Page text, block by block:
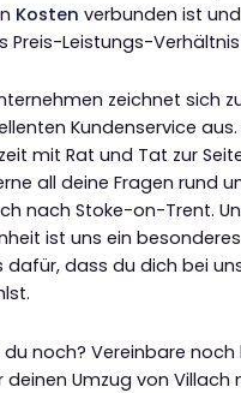
Kosten verbunden ist
Preis-Leistungs-
zeichnet sich
Kundenservice aus.
mit Rat und Tat zur
all deine Fragen rund
nach Stoke-on-Trent.
ist uns ein
dafür, dass du dich bei
noch? Vereinbare noch
deinen Umzug von Villach